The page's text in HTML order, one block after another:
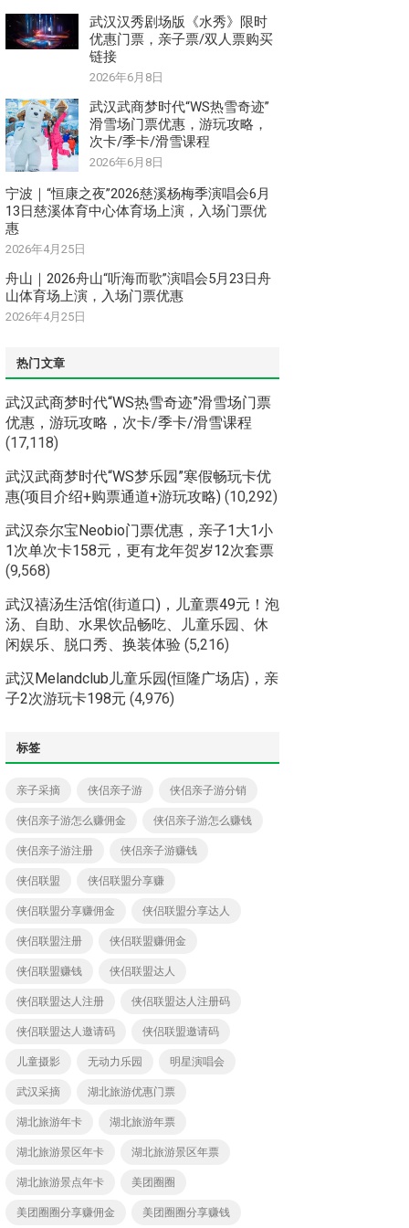
武汉汉秀剧场版《水秀》限时
优惠门票，亲子票/双人票购买
链接
2026年6月8日
武汉武商梦时代“WS热雪奇迹”
滑雪场门票优惠，游玩攻略，
次卡/季卡/滑雪课程
2026年6月8日
宁波｜“恒康之夜”2026慈溪杨梅季演唱会6月
13日慈溪体育中心体育场上演，入场门票优
惠
2026年4月25日
舟山｜2026舟山“听海而歌”演唱会5月23日舟
山体育场上演，入场门票优惠
2026年4月25日
热门文章
武汉武商梦时代“WS热雪奇迹”滑雪场门票
优惠，游玩攻略，次卡/季卡/滑雪课程
(17,118)
武汉武商梦时代“WS梦乐园”寒假畅玩卡优
惠(项目介绍+购票通道+游玩攻略) (10,292)
武汉奈尔宝Neobio门票优惠，亲子1大1小
1次单次卡158元，更有龙年贺岁12次套票
(9,568)
武汉禧汤生活馆(街道口)，儿童票49元！泡
汤、自助、水果饮品畅吃、儿童乐园、休
闲娱乐、脱口秀、换装体验 (5,216)
武汉Melandclub儿童乐园(恒隆广场店)，亲
子2次游玩卡198元 (4,976)
标签
亲子采摘 侠侣亲子游 侠侣亲子游分销
侠侣亲子游怎么赚佣金 侠侣亲子游怎么赚钱
侠侣亲子游注册 侠侣亲子游赚钱
侠侣联盟 侠侣联盟分享赚
侠侣联盟分享赚佣金 侠侣联盟分享达人
侠侣联盟注册 侠侣联盟赚佣金
侠侣联盟赚钱 侠侣联盟达人
侠侣联盟达人注册 侠侣联盟达人注册码
侠侣联盟达人邀请码 侠侣联盟邀请码
儿童摄影 无动力乐园 明星演唱会
武汉采摘 湖北旅游优惠门票
湖北旅游年卡 湖北旅游年票
湖北旅游景区年卡 湖北旅游景区年票
湖北旅游景点年卡 美团圈圈
美团圈圈分享赚佣金 美团圈圈分享赚钱